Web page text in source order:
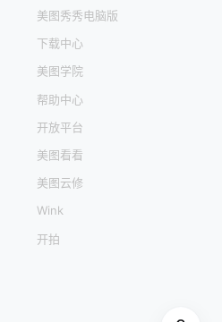
美图秀秀电脑版
下载中心
美图学院
帮助中心
开放平台
美图看看
美图云修
Wink
开拍